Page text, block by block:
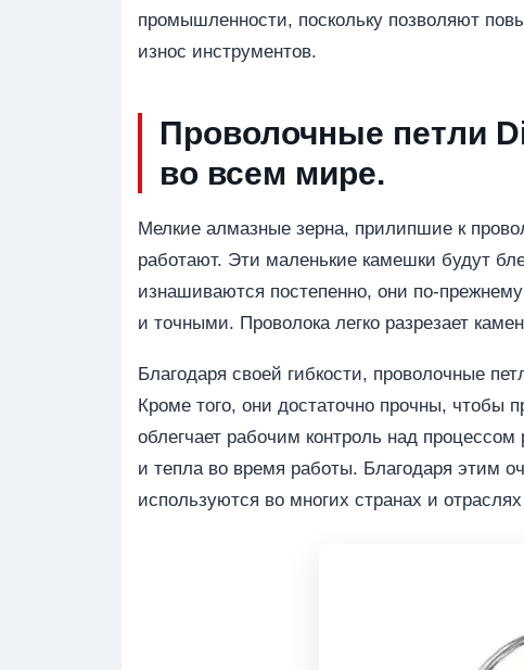
промышленности, поскольку позволяют
износ инструментов.
Проволочные петли
во всем мире.
Мелкие алмазные зерна, прилипшие к
работают. Эти маленькие камешки будут
изнашиваются постепенно, они по-
и точными. Проволока легко разрезает
Благодаря своей гибкости, проволочные
Кроме того, они достаточно прочны, чтобы
облегчает рабочим контроль над
и тепла во время работы. Благодаря этим
используются во многих странах и